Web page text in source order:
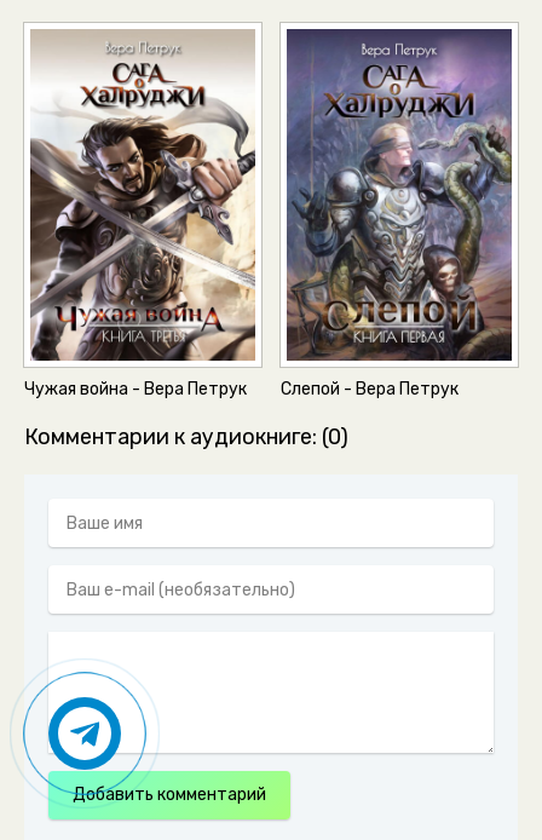
Чужая война - Вера Петрук Слепой - Вера Петрук
Комментарии к аудиокниге: (0)
Добавить комментарий